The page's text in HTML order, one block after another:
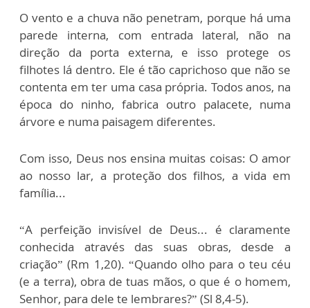
O vento e a chuva não penetram, porque há uma
parede interna, com entrada lateral, não na
direção da porta externa, e isso protege os
filhotes lá dentro. Ele é tão caprichoso que não se
contenta em ter uma casa própria. Todos anos, na
época do ninho, fabrica outro palacete, numa
árvore e numa paisagem diferentes.
Com isso, Deus nos ensina muitas coisas: O amor
ao nosso lar, a proteção dos filhos, a vida em
família...
“A perfeição invisível de Deus... é claramente
conhecida através das suas obras, desde a
criação” (Rm 1,20). “Quando olho para o teu céu
(e a terra), obra de tuas mãos, o que é o homem,
Senhor, para dele te lembrares?” (Sl 8,4-5).